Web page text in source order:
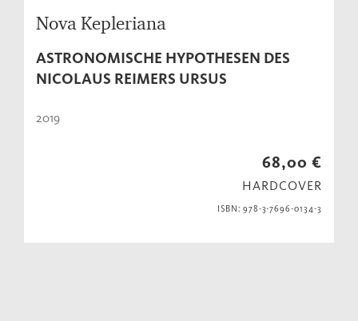
Nova Kepleriana
ASTRONOMISCHE HYPOTHESEN DES
NICOLAUS REIMERS URSUS
2019
68,00 €
HARDCOVER
ISBN: 978-3-7696-0134-3